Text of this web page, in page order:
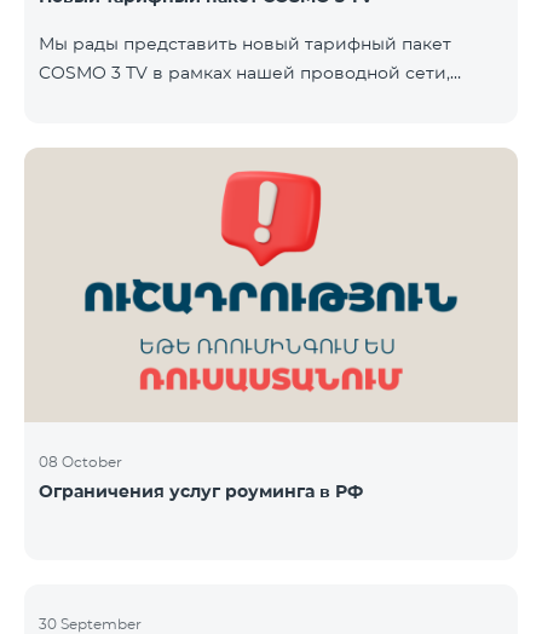
ТВ-приставки — доступ осуществляется через
приложение TeamTV Smart. Стоимость
Мы рады представить новый тарифный пакет
COSMO 3 TV в рамках нашей проводной сети,
городах Варденис и Гавар до 15 ноября 2025 года
включительно. В пакет COSMO 3 TV входит:
Интернет: скорость до 50 Мбит/с Телевидение: до
80 каналов через приложение TeamTV Smart
Фиксированная телефония: 180 минут на звонки
внутри фиксированной сети Team Телевизионная
08 October
Ограничения услуг роуминга в РФ
30 September